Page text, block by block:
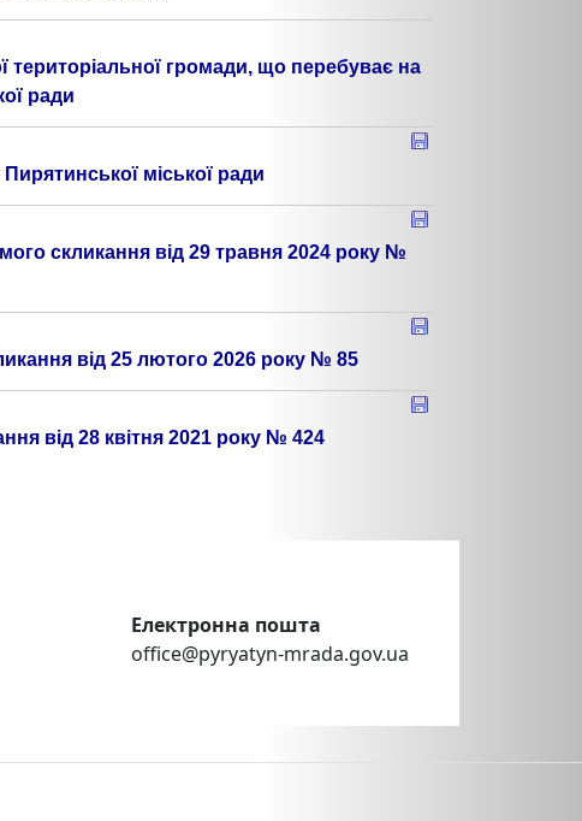
територіальної громади, що перебуває на
ради
міської ради
скликання від 29 травня 2024 року №
від 25 лютого 2026 року № 85
від 28 квітня 2021 року № 424
Електронна пошта
office@pyryatyn-mrada.gov.ua